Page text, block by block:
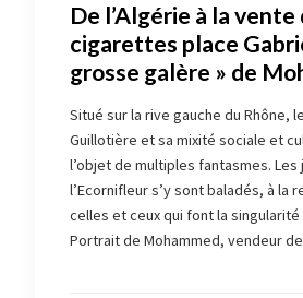
De l’Algérie à la vente
cigarettes place
grosse galère » de
Situé sur la rive gauche du Rhône,
Guillotière et sa mixité sociale et
l’objet de multiples fantasmes.
l’Ecornifleur s’y sont baladés, à la
celles et ceux qui font la singularité
Portrait de Mohammed, vendeur